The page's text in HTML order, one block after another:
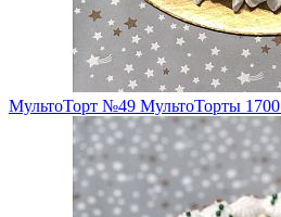
МультоТорт №49 МультоТорты 1700